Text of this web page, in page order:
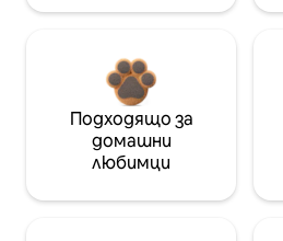
Подходящо за
домашни
любимци